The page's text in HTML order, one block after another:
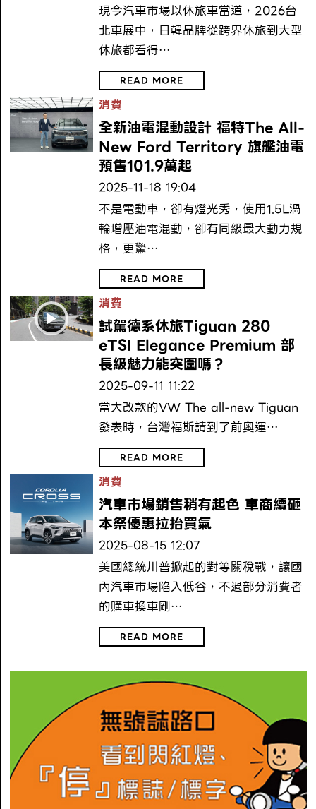
現今汽車市場以休旅車當道，2026台
北車展中，日韓品牌從跨界休旅到大型
休旅都看得…
READ MORE
消費
全新油電混動設計 福特The All-
New Ford Territory 旗艦油電
預售101.9萬起
2025-11-18 19:04
不是電動車，卻有燈光秀，使用1.5L渦
輪增壓油電混動，卻有同級最大動力規
格，更驚…
READ MORE
消費
試駕德系休旅Tiguan 280
eTSI Elegance Premium 部
長級魅力能突圍嗎？
2025-09-11 11:22
當大改款的VW The all-new Tiguan
發表時，台灣福斯請到了前奧運…
READ MORE
消費
汽車市場銷售稍有起色 車商續砸
本祭優惠拉抬買氣
2025-08-15 12:07
美國總統川普掀起的對等關稅戰，讓國
內汽車市場陷入低谷，不過部分消費者
的購車換車剛…
READ MORE